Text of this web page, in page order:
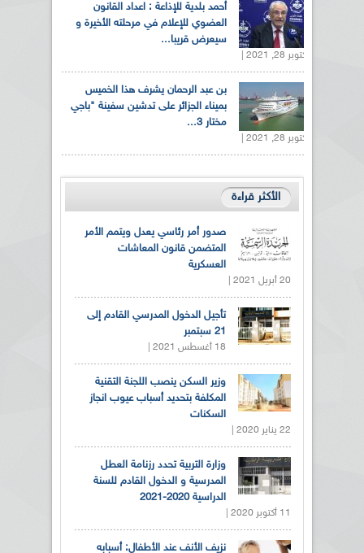
أحمد بلدية للإذاعة : اعداد القانون
العضوي للإعلام في مرحلته الأخيرة و
سيعرض قريبا...
أكتوبر 28, 2021 |
بن عبد الرحمان يشرف هذا الخميس
بميناء الجزائر على تدشين سفينة "باجي
مختار 3...
أكتوبر 28, 2021 |
الأكثر قراءة
صدور أمر رئاسي يعدل ويتمم الأمر
المتضمن قانون المعاشات
العسكرية
20 أبريل 2021 |
تأجيل الدخول المدرسي القادم إلى
21 سبتمبر
18 أغسطس 2021 |
وزير السكن ينصب اللجنة التقنية
المكلفة بتحديد أسباب عيوب انجاز
السكنات
22 يناير 2020 |
وزارة التربية تحدد رزنامة العطل
المدرسية و الدخول القادم للسنة
الدراسية 2020-2021
11 أكتوبر 2020 |
نزيف الأنف عند الأطفال: أسبابه